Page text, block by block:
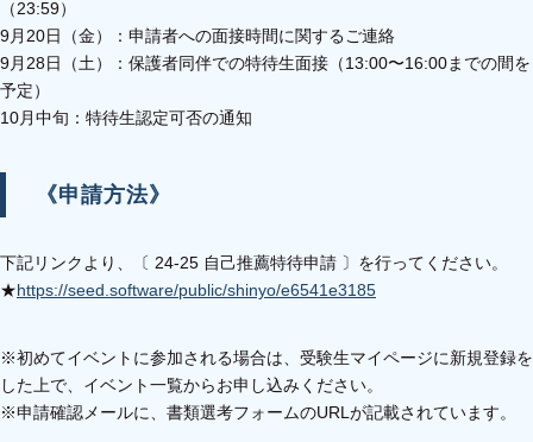
（23:59）
9月20日（金）：申請者への面接時間に関するご連絡
9月28日（土）：保護者同伴での特待生面接（13:00〜16:00までの間を
予定）
10月中旬：特待生認定可否の通知
《申請方法》
下記リンクより、〔 24-25 自己推薦特待申請 〕を行ってください。
★https://seed.software/public/shinyo/e6541e3185
※初めてイベントに参加される場合は、受験生マイページに新規登録を
した上で、イベント一覧からお申し込みください。
※申請確認メールに、書類選考フォームのURLが記載されています。